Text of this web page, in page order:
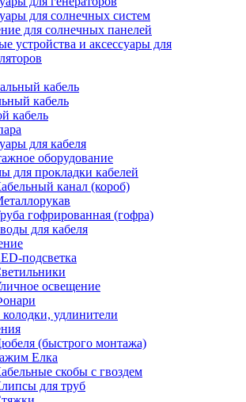
для солнечных систем
для солнечных панелей
устройства и аксессуары для
кабель
кабель
кабель
для кабеля
оборудование
для прокладки кабелей
канал (короб)
гофрированная (гофра)
для кабеля
подсветка
освещение
удлинители
(быстрого монтажа)
Елка
скобы с гвоздем
для труб